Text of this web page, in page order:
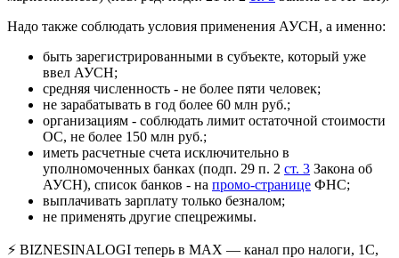
Надо также соблюдать условия применения АУСН, а именно:
быть зарегистрированными в субъекте, который уже
ввел АУСН;
средняя численность - не более пяти человек;
не зарабатывать в год более 60 млн руб.;
организациям - соблюдать лимит остаточной стоимости
ОС, не более 150 млн руб.;
иметь расчетные счета исключительно в
уполномоченных банках (подп. 29 п. 2 ст. 3 Закона об
АУСН), список банков - на промо-странице ФНС;
выплачивать зарплату только безналом;
не применять другие спецрежимы.
⚡ BIZNESINALOGI теперь в MAX — канал про налоги, 1С,